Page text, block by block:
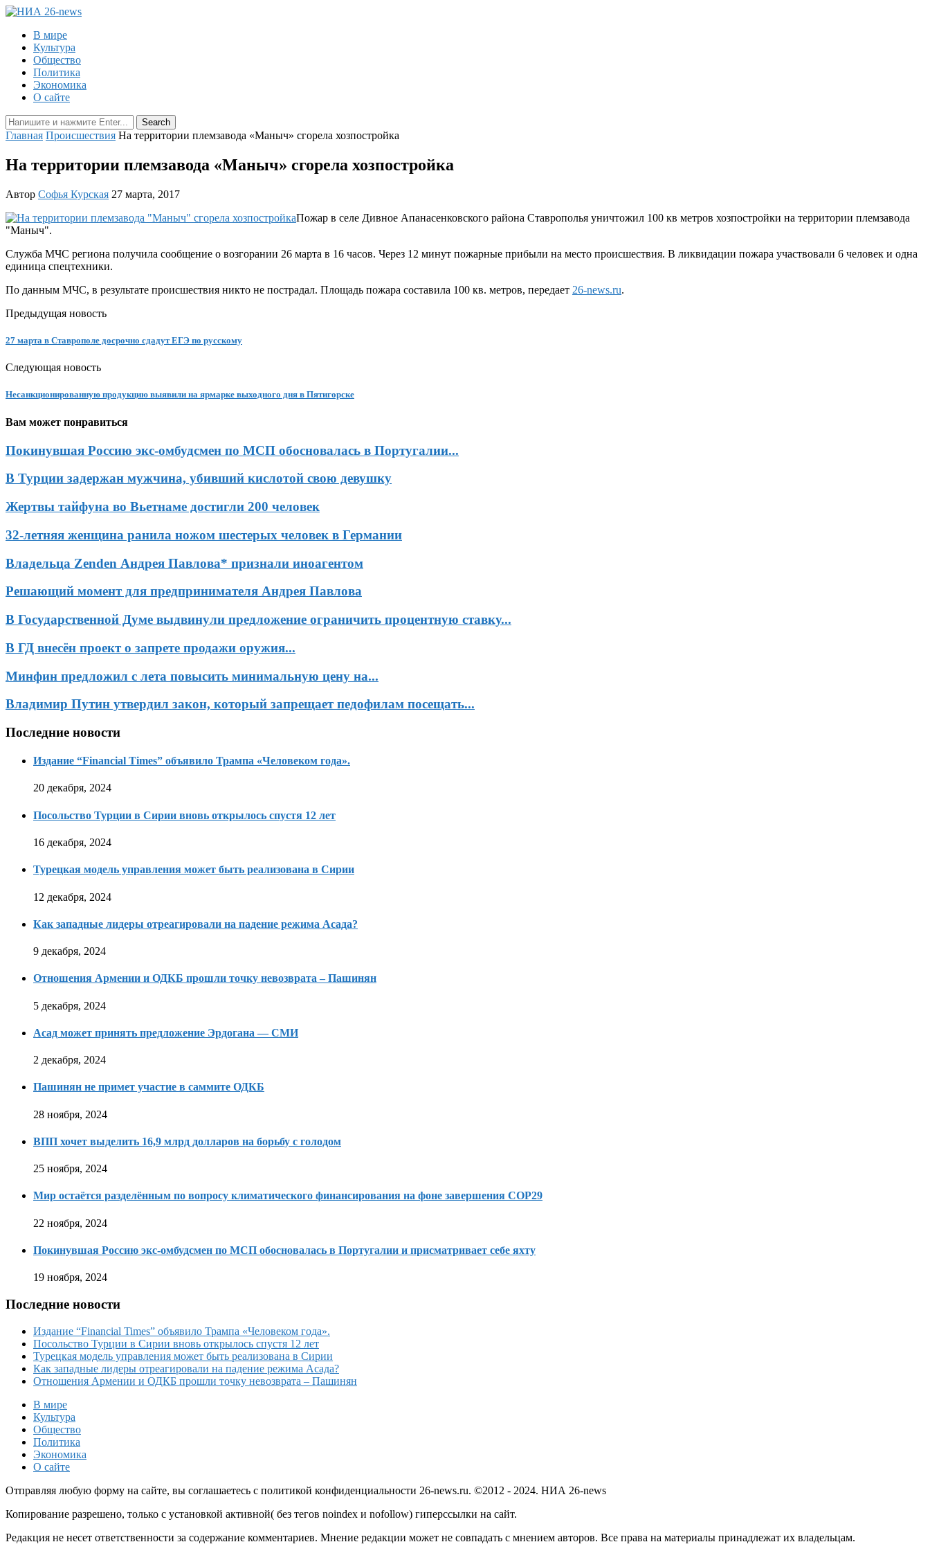
В мире
Культура
Общество
Политика
Экономика
О сайте
Главная Происшествия На территории племзавода «Маныч» сгорела хозпостройка
На территории племзавода «Маныч» сгорела хозпостройка
Автор Софья Курская 27 марта, 2017
Пожар в селе Дивное Апанасенковского района Ставрополья уничтожил 100 кв метров хозпостройки на территории племзавода
"Маныч".
Служба МЧС региона получила сообщение о возгорании 26 марта в 16 часов. Через 12 минут пожарные прибыли на место происшествия. В ликвидации пожара участвовали 6 человек и одна
единица спецтехники.
По данным МЧС, в результате происшествия никто не пострадал. Площадь пожара составила 100 кв. метров, передает 26-news.ru.
Предыдущая новость
27 марта в Ставрополе досрочно сдадут ЕГЭ по русскому
Следующая новость
Несанкционированную продукцию выявили на ярмарке выходного дня в Пятигорске
Вам может понравиться
Покинувшая Россию экс-омбудсмен по МСП обосновалась в Португалии...
В Турции задержан мужчина, убивший кислотой свою девушку
Жертвы тайфуна во Вьетнаме достигли 200 человек
32-летняя женщина ранила ножом шестерых человек в Германии
Владельца Zenden Андрея Павлова* признали иноагентом
Решающий момент для предпринимателя Андрея Павлова
В Государственной Думе выдвинули предложение ограничить процентную ставку...
В ГД внесён проект о запрете продажи оружия...
Минфин предложил с лета повысить минимальную цену на...
Владимир Путин утвердил закон, который запрещает педофилам посещать...
Последние новости
Издание “Financial Times” объявило Трампа «Человеком года».
20 декабря, 2024
Посольство Турции в Сирии вновь открылось спустя 12 лет
16 декабря, 2024
Турецкая модель управления может быть реализована в Сирии
12 декабря, 2024
Как западные лидеры отреагировали на падение режима Асада?
9 декабря, 2024
Отношения Армении и ОДКБ прошли точку невозврата – Пашинян
5 декабря, 2024
Асад может принять предложение Эрдогана — СМИ
2 декабря, 2024
Пашинян не примет участие в саммите ОДКБ
28 ноября, 2024
ВПП хочет выделить 16,9 млрд долларов на борьбу с голодом
25 ноября, 2024
Мир остаётся разделённым по вопросу климатического финансирования на фоне завершения COP29
22 ноября, 2024
Покинувшая Россию экс-омбудсмен по МСП обосновалась в Португалии и присматривает себе яхту
19 ноября, 2024
Последние новости
Издание “Financial Times” объявило Трампа «Человеком года».
Посольство Турции в Сирии вновь открылось спустя 12 лет
Турецкая модель управления может быть реализована в Сирии
Как западные лидеры отреагировали на падение режима Асада?
Отношения Армении и ОДКБ прошли точку невозврата – Пашинян
В мире
Культура
Общество
Политика
Экономика
О сайте
Отправляя любую форму на сайте, вы соглашаетесь с политикой конфиденциальности 26-news.ru. ©2012 - 2024. НИА 26-news
Копирование разрешено, только с установкой активной( без тегов noindex и nofollow) гиперссылки на сайт.
Редакция не несет ответственности за содержание комментариев. Мнение редакции может не совпадать с мнением авторов. Все права на материалы принадлежат их владельцам.